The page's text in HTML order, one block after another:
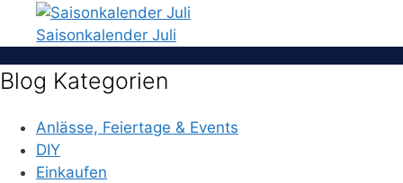
Saisonkalender Juli
Blog Kategorien
Anlässe, Feiertage & Events
DIY
Einkaufen